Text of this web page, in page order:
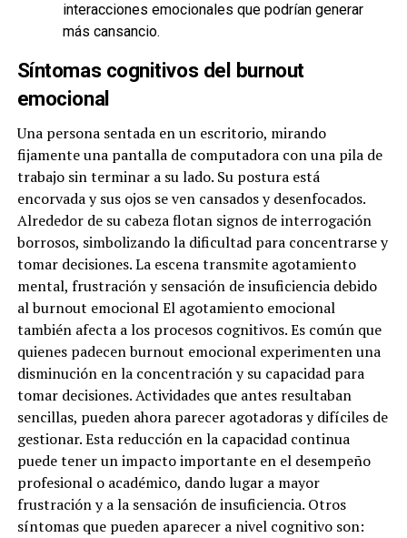
interacciones emocionales que podrían generar
más cansancio.
Síntomas cognitivos del burnout
emocional
Una persona sentada en un escritorio, mirando
fijamente una pantalla de computadora con una pila de
trabajo sin terminar a su lado. Su postura está
encorvada y sus ojos se ven cansados y desenfocados.
Alrededor de su cabeza flotan signos de interrogación
borrosos, simbolizando la dificultad para concentrarse y
tomar decisiones. La escena transmite agotamiento
mental, frustración y sensación de insuficiencia debido
al burnout emocional El agotamiento emocional
también afecta a los procesos cognitivos. Es común que
quienes padecen burnout emocional experimenten una
disminución en la concentración y su capacidad para
tomar decisiones. Actividades que antes resultaban
sencillas, pueden ahora parecer agotadoras y difíciles de
gestionar. Esta reducción en la capacidad continua
puede tener un impacto importante en el desempeño
profesional o académico, dando lugar a mayor
frustración y a la sensación de insuficiencia. Otros
síntomas que pueden aparecer a nivel cognitivo son: